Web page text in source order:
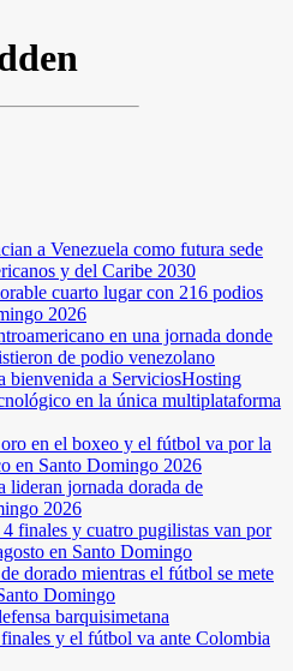
a Venezuela como futura sede
y del Caribe 2030
cuarto lugar con 216 podios
2026
en una jornada donde
de podio venezolano
bienvenida a ServiciosHosting
en la única multiplataforma
en el boxeo y el fútbol va por la
en Santo Domingo 2026
lideran jornada dorada de
2026
finales y cuatro pugilistas van por
en Santo Domingo
dorado mientras el fútbol se mete
Domingo
barquisimetana
y el fútbol va ante Colombia